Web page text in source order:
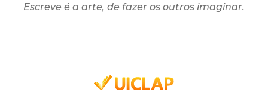
Escreve é a arte, de fazer os outros imaginar.